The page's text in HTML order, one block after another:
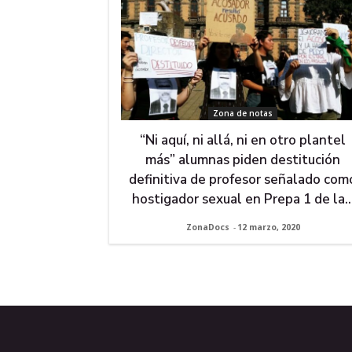
Zona de notas
“Ni aquí, ni allá, ni en otro plantel
más” alumnas piden destitución
definitiva de profesor señalado
hostigador sexual en Prepa 1 de
ZonaDocs - 12 marzo, 2020